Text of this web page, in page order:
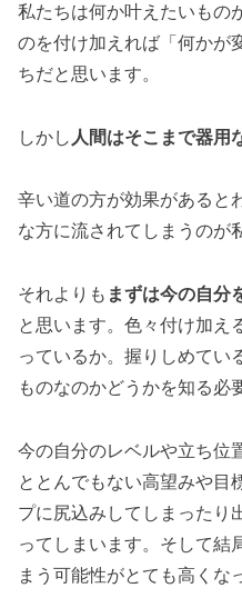
私たちは何か叶えたいもの
のを付け加えれば「何かが
ちだと思います。
しかし 人間はそこまで器用
辛い道の方が効果があると
な方に流されてしまうのが
それよりも まずは今の自分
と思います。色々付け加え
っているか。握りしめてい
ものなのかどうかを知る必
今の自分のレベルや立ち位
ととんでもない高望みや目
プに尻込みしてしまったり
ってしまいます。そして結
まう可能性がとても高くな